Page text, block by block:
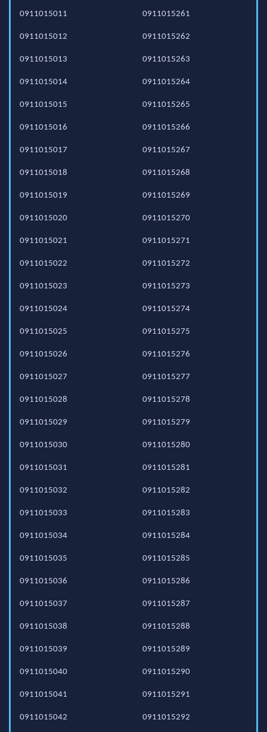
0911015011
0911015012
0911015013
0911015014
0911015015
0911015016
0911015017
0911015018
0911015019
0911015020
0911015021
0911015022
0911015023
0911015024
0911015025
0911015026
0911015027
0911015028
0911015029
0911015030
0911015031
0911015032
0911015033
0911015034
0911015035
0911015036
0911015037
0911015038
0911015039
0911015040
0911015041
0911015042
0911015261
0911015262
0911015263
0911015264
0911015265
0911015266
0911015267
0911015268
0911015269
0911015270
0911015271
0911015272
0911015273
0911015274
0911015275
0911015276
0911015277
0911015278
0911015279
0911015280
0911015281
0911015282
0911015283
0911015284
0911015285
0911015286
0911015287
0911015288
0911015289
0911015290
0911015291
0911015292